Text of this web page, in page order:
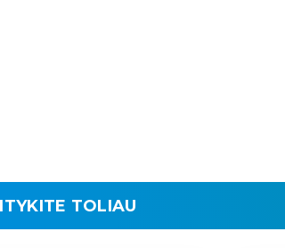
TOLIAU